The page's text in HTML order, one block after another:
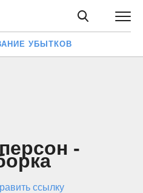
УБЫТКОВ
-
ссылку